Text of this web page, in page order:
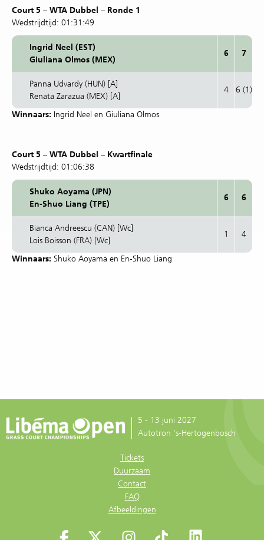
Court 5 – WTA Dubbel – Ronde 1
Wedstrijdtijd: 01:31:49
Ingrid Neel (EST)
Giuliana Olmos (MEX)
6 7
Panna Udvardy (HUN) [A]
Renata Zarazua (MEX) [A]
4 6 (1)
Winnaars: Ingrid Neel en Giuliana Olmos
Court 5 – WTA Dubbel – Kwartfinale
Wedstrijdtijd: 01:06:38
Shuko Aoyama (JPN)
En-Shuo Liang (TPE)
6 6
Bianca Andreescu (CAN) [Wc]
Lois Boisson (FRA) [Wc]
1 4
Winnaars: Shuko Aoyama en En-Shuo Liang
5 - 13 juni 2027
Autotron 's-Hertogenbosch
Tickets
Duurzaam
Contact
FAQ
Afbeeldingen